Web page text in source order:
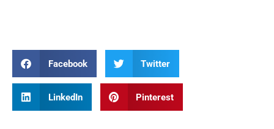
Facebook Twitter
LinkedIn Pinterest